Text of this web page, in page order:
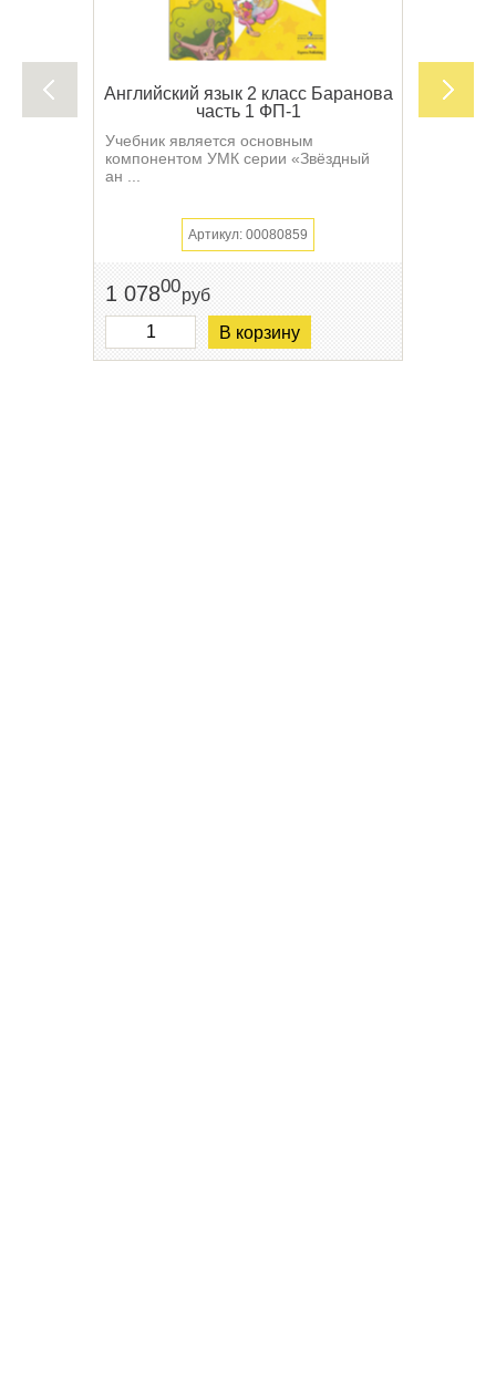
Английский язык 2 класс Баранова
часть 1 ФП-1
Учебник является основным
компонентом УМК серии «Звёздный
ан ...
Артикул: 00080859
1 07800руб
В корзину